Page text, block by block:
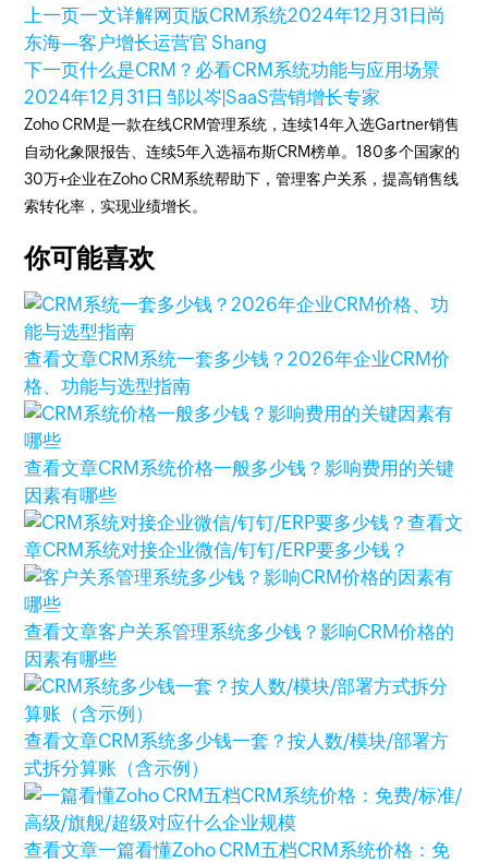
上一页一文详解网页版CRM系统2024年12月31日 尚
东海—客户增长运营官 Shang
下一页什么是CRM？必看CRM系统功能与应用场景
2024年12月31日 邹以岑|SaaS营销增长专家
Zoho CRM是一款在线CRM管理系统，连续14年入选Gartner销售
自动化象限报告、连续5年入选福布斯CRM榜单。180多个国家的
30万+企业在Zoho CRM系统帮助下，管理客户关系，提高销售线
索转化率，实现业绩增长。
你可能喜欢
查看文章CRM系统一套多少钱？2026年企业CRM价
格、功能与选型指南
查看文章CRM系统价格一般多少钱？影响费用的关键
因素有哪些
查看文
章CRM系统对接企业微信/钉钉/ERP要多少钱？
查看文章客户关系管理系统多少钱？影响CRM价格的
因素有哪些
查看文章CRM系统多少钱一套？按人数/模块/部署方
式拆分算账（含示例）
查看文章一篇看懂Zoho CRM五档CRM系统价格：免